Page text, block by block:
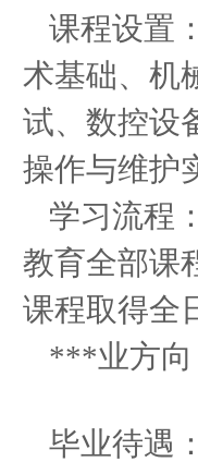
课程设置
术基础、机
试、数控设
操作与维护
学习流程
教育全部课
课程取得全
***业方向
毕业待遇